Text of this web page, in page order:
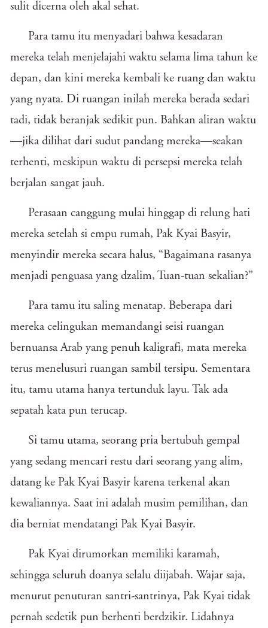
sulit dicerna oleh akal sehat.
Para tamu itu menyadari bahwa kesadaran
mereka telah menjelajahi waktu selama lima tahun ke
depan, dan kini mereka kembali ke ruang dan waktu
yang nyata. Di ruangan inilah mereka berada sedari
tadi, tidak beranjak sedikit pun. Bahkan aliran waktu
—jika dilihat dari sudut pandang mereka—seakan
terhenti, meskipun waktu di persepsi mereka telah
berjalan sangat jauh.
Perasaan canggung mulai hinggap di relung hati
mereka setelah si empu rumah, Pak Kyai Basyir,
menyindir mereka secara halus, “Bagaimana rasanya
menjadi penguasa yang dzalim, Tuan-tuan sekalian?”
Para tamu itu saling menatap. Beberapa dari
mereka celingukan memandangi seisi ruangan
bernuansa Arab yang penuh kaligrafi, mata mereka
terus menelusuri ruangan sambil tersipu. Sementara
itu, tamu utama hanya tertunduk layu. Tak ada
sepatah kata pun terucap.
Si tamu utama, seorang pria bertubuh gempal
yang sedang mencari restu dari seorang yang alim,
datang ke Pak Kyai Basyir karena terkenal akan
kewaliannya. Saat ini adalah musim pemilihan, dan
dia berniat mendatangi Pak Kyai Basyir.
Pak Kyai dirumorkan memiliki karamah,
sehingga seluruh doanya selalu diijabah. Wajar saja,
menurut penuturan santri-santrinya, Pak Kyai tidak
pernah sedetik pun berhenti berdzikir. Lidahnya